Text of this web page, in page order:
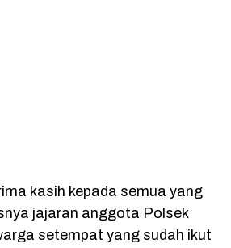
kasih kepada semua yang
jajaran anggota Polsek
setempat yang sudah ikut